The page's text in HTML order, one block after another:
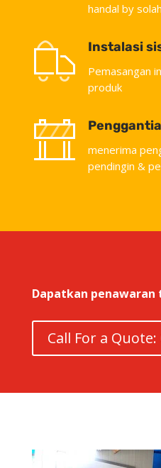
handal by
Instalasi
Pemasangan
produk
menerima
pendingin &
Dapatkan
Call For a Quote: